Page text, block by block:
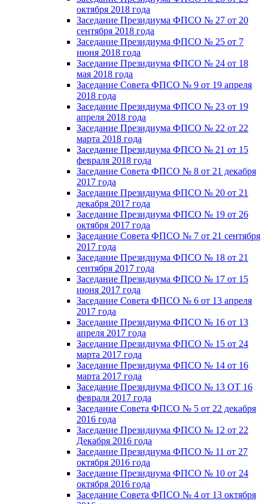
октября 2018 года
Заседание Президиума ФПСО № 27 от 20
сентября 2018 года
Заседание Президиума ФПСО № 25 от 7
июня 2018 года
Заседание Президиума ФПСО № 24 от 18
мая 2018 года
Заседание Совета ФПСО № 9 от 19 апреля
2018 года
Заседание Президиума ФПСО № 23 от 19
апреля 2018 года
Заседание Президиума ФПСО № 22 от 22
марта 2018 года
Заседание Президиума ФПСО № 21 от 15
февраля 2018 года
Заседание Совета ФПСО № 8 от 21 декабря
2017 года
Заседание Президиума ФПСО № 20 от 21
декабря 2017 года
Заседание Президиума ФПСО № 19 от 26
октября 2017 года
Заседание Совета ФПСО № 7 от 21 сентября
2017 года
Заседание Президиума ФПСО № 18 от 21
сентября 2017 года
Заседание Президиума ФПСО № 17 от 15
июня 2017 года
Заседание Совета ФПСО № 6 от 13 апреля
2017 года
Заседание Президиума ФПСО № 16 от 13
апреля 2017 года
Заседание Президиума ФПСО № 15 от 24
марта 2017 года
Заседание Президиума ФПСО № 14 от 16
марта 2017 года
Заседание Президиума ФПСО № 13 ОТ 16
февраля 2017 года
Заседание Совета ФПСО № 5 от 22 декабря
2016 года
Заседание Президиума ФПСО № 12 от 22
Декабря 2016 года
Заседание Президиума ФПСО № 11 от 27
октября 2016 года
Заседание Президиума ФПСО № 10 от 24
октября 2016 года
Заседание Совета ФПСО № 4 от 13 октября